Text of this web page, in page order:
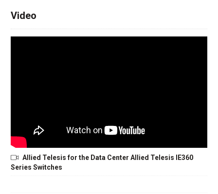
Video
Allied Telesis for the Data Center Allied Telesis IE360
Series Switches